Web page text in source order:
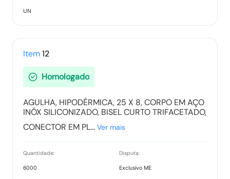
UN
Item12
Homologado
AGULHA, HIPODÉRMICA, 25 X 8, CORPO EM AÇO
INÓX SILICONIZADO, BISEL CURTO TRIFACETADO,
CONECTOR EM PL... Ver mais
Quantidade:
6000
Disputa:
Exclusivo ME